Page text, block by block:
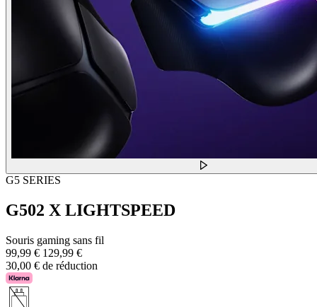
G5 SERIES
G502 X LIGHTSPEED
Souris gaming sans fil
99,99 € 129,99 €
30,00 € de réduction